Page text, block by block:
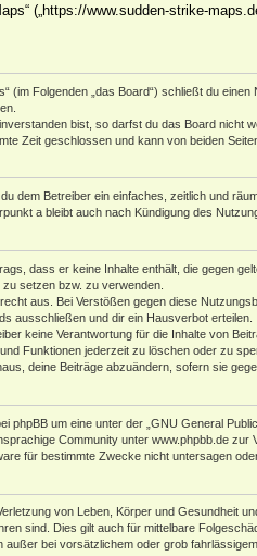
(„https://www.sudden-strike-
(im Folgenden „das Board“) schließt du
bist, so darfst du das Board nicht
Zeit geschlossen und kann von beiden
dem Betreiber ein einfaches, zeitlich und
a bleibt auch nach Kündigung des
dass er keine Inhalte enthält, die gegen
setzen bzw. zu verwenden.
aus. Bei Verstößen gegen diese
ausschließen und dir ein Hausverbot erteilen.
keine Verantwortung für die Inhalte von
Funktionen jederzeit zu löschen oder zu
deine Beiträge abzuändern, sofern sie
phpBB um eine unter der „ GNU General
Community unter www.phpbb.dezur
für bestimmte Zwecke nicht untersagen
von Leben, Körper und Gesundheit
sind. Dies gilt auch für mittelbare
außer bei vorsätzlichem oder grob